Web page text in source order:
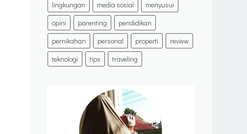
lingkungan
media sosial
menyusui
opini
parenting
pendidikan
pernikahan
personal properti
review
teknologi
tips traveling